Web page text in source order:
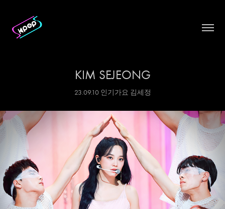
KIM SEJEONG
23.09.10 인기가요 김세정